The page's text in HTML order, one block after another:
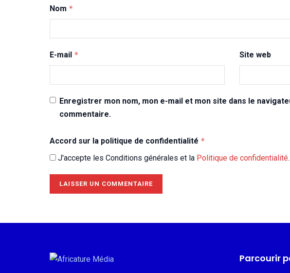
Nom *
E-mail * Site web
Enregistrer mon nom, mon e-mail et mon site dans le
commentaire.
Accord sur la politique de confidentialité *
J'accepte les Conditions générales et la Politique de confidentialité.
Parcourir